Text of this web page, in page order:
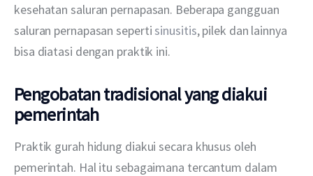
Layanan
kesehatan saluran pernapasan. Beberapa gangguan
saluran pernapasan seperti sinusitis, pilek dan lainnya
bisa diatasi dengan praktik ini.
Pengobatan tradisional yang diakui
pemerintah
Praktik gurah hidung diakui secara khusus oleh
pemerintah. Hal itu sebagaimana tercantum dalam